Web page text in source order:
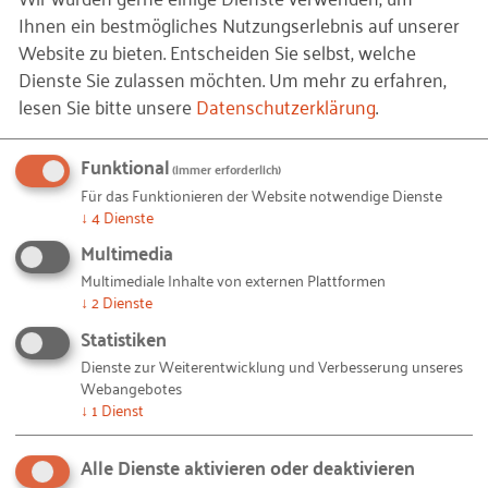
Heinz K. Becker, Mitglied des EU-Parlaments, betont:
“I clearly see the great potential of developing more
50+ entrepreneurship as a way to cut the
unemployment among older workers, but also a
source of inspiration and new beginnings for over-
50´s.”
Der Schwerpunkt „Senior Entrepreneurship“,
angesiedelt im Fachbereich „Gründung und
Innovation“ des RKW Kompetenzzentrums, zielt
darauf ab, die fachliche Diskussion rund um das
Gründungsgeschehen in der Altersgruppe 45 und
höher zu etablieren, die Öffentlichkeit dafür zu
sensibilisieren und nicht zuletzt Babyboomer
stärker für die Gründung zu motivieren. Hierzu hat
das RKW Kompetenzzentrum bereits zwei Studien
Ihnen ein bestmögliches Nutzungserlebnis auf unserer
Website zu bieten. Entscheiden Sie selbst, welche
Dienste Sie zulassen möchten.Um mehr zu erfahren,
lesen Sie bitte unsereDatenschutzerklärung.
Funktional(immer erforderlich)
Für das Funktionieren der Website notwendige Dienste
↓ 4Dienste
Multimedia
Multimediale Inhalte von externen Plattformen
↓ 2Dienste
Statistiken
Dienste zur Weiterentwicklung und Verbesserung unseres
Webangebotes
↓ 1 Dienst
Alle Dienste aktivieren oder deaktivieren